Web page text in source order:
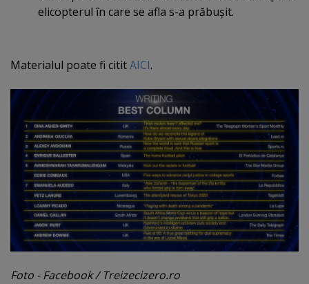
elicopterul în care se afla s-a prăbuşit.
Materialul poate fi cititAICI.
Foto - Facebook / Treizecizero.ro